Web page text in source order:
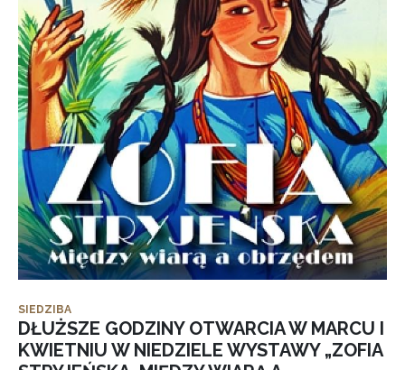
SIEDZIBA
DŁUŻSZE GODZINY OTWARCIA W MARCU I
KWIETNIU W NIEDZIELE WYSTAWY „ZOFIA